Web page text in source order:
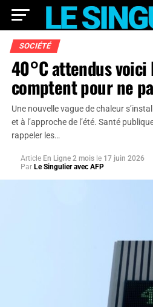
SOCIÉTÉ
40°C attendus voici
comptent pour ne
Une nouvelle vague de chaleur
et à l’approche de l’été. Santé
rappeler les…
Article En Ligne 2 mois le 17 juin 2026
Par Le Singulier avec AFP